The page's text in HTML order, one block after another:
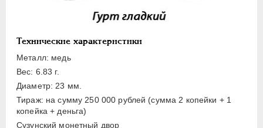
Технические характеристики
Металл: медь
Вес: 6.83 г.
Диаметр: 23 мм.
Тираж: на сумму 250 000 рублей (сумма 2 копейки + 1
копейка + деньга)
Сузунский монетный двор
1 копейка
Деньга
Полушка
Пробные и новодельные
Для Грузии